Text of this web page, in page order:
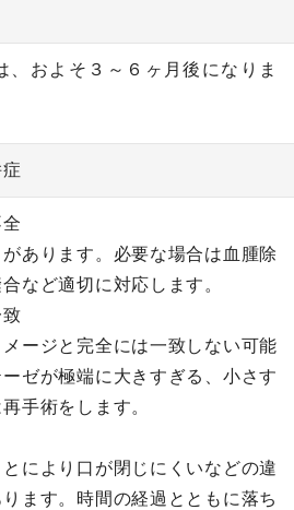
、およそ３～６ヶ月後になりま
あります。必要な場合は血腫除
など適切に対応します。
ージと完全には一致しない可能
ゼが極端に大きすぎる、小さす
手術をします。
により口が閉じにくいなどの違
ます。時間の経過とともに落ち